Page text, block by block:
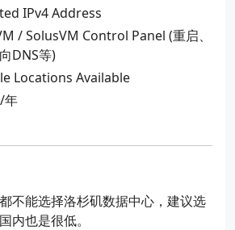
IPv4 Address
/ SolusVM Control Panel (重启、
DNS等)
Locations Available
年
不能选择洛杉矶数据中心，建议选
内也是很低。